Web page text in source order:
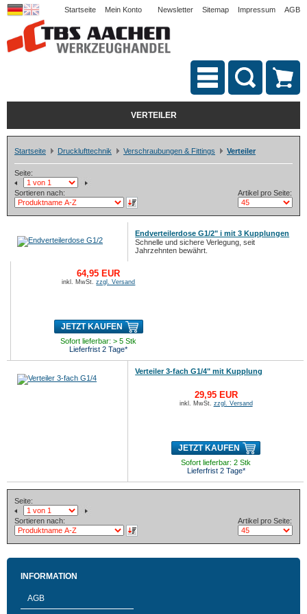
Startseite Mein Konto Newsletter Sitemap Impressum AGB
VERTEILER
Startseite Drucklufttechnik Verschraubungen & Fittings Verteiler
Seite:
Sortieren nach: Artikel pro Seite:
Endverteilerdose G1/2" i mit 3 Kupplungen
Schnelle und sichere Verlegung, seit
Jahrzehnten bewährt.
64,95 EUR
inkl. MwSt.zzgl. Versand
JETZT KAUFEN
Sofort lieferbar: > 5 Stk
Lieferfrist 2 Tage*
Verteiler 3-fach G1/4" mit Kupplung
29,95 EUR
inkl. MwSt. zzgl. Versand
JETZT KAUFEN
Sofort lieferbar: 2 Stk
Lieferfrist 2 Tage*
Seite:
Sortieren nach: Artikel pro Seite:
INFORMATION
AGB